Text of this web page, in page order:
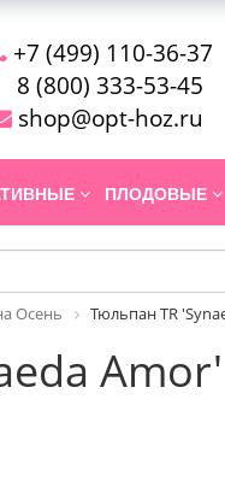
+7 (499) 110-36-37
8 (800) 333-53-45
shop@opt-hoz.ru
ПЛОДОВЫЕ
Осень Тюльпан TR